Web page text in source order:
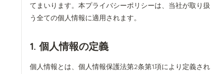
てまいります。本プライバシーポリシーは、当社が取り扱
う全ての個人情報に適用されます。
1. 個人情報の定義
個人情報とは、個人情報保護法第2条第1項により定義され